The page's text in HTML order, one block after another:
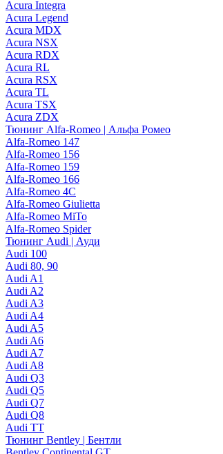
Acura Integra
Acura Legend
Acura MDX
Acura NSX
Acura RDX
Acura RL
Acura RSX
Acura TL
Acura TSX
Acura ZDX
Тюнинг Alfa-Romeo | Альфа Ромео
Alfa-Romeo 147
Alfa-Romeo 156
Alfa-Romeo 159
Alfa-Romeo 166
Alfa-Romeo 4C
Alfa-Romeo Giulietta
Alfa-Romeo MiTo
Alfa-Romeo Spider
Тюнинг Audi | Ауди
Audi 100
Audi 80, 90
Audi A1
Audi A2
Audi A3
Audi A4
Audi A5
Audi A6
Audi A7
Audi A8
Audi Q3
Audi Q5
Audi Q7
Audi Q8
Audi TT
Тюнинг Bentley | Бентли